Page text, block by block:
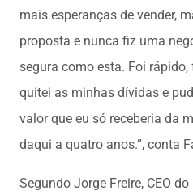
mais esperanças de vender,
proposta e nunca fiz uma
segura como esta. Foi
quitei as minhas dívidas e
valor que eu só receberia da
daqui a quatro anos.”, conta
Segundo Jorge Freire, CEO